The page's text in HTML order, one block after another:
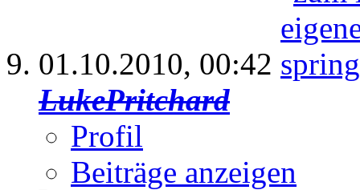
01.10.2010, 00:42
LukePritchard
Profil
Beiträge anzeigen